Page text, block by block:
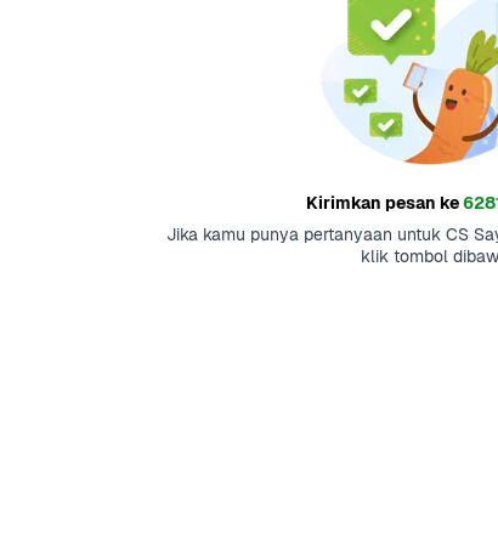
Kirimkan pesan ke
Jika kamu punya pertanyaan untuk CS
klik tombol